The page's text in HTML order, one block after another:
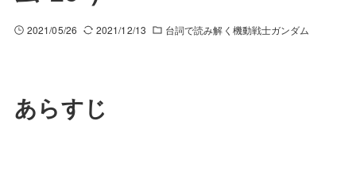
2021/05/26 2021/12/13 台詞で読み解く機動戦士ガンダム
あらすじ